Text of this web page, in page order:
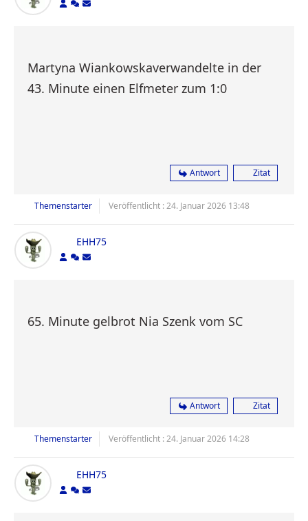
Martyna Wiankowskaverwandelte in der
43. Minute einen Elfmeter zum 1:0
Antwort Zitat
Themenstarter Veröffentlicht : 24. Januar 2026 13:48
EHH75
65. Minute gelbrot Nia Szenk vom SC
Antwort Zitat
Themenstarter Veröffentlicht : 24. Januar 2026 14:28
EHH75